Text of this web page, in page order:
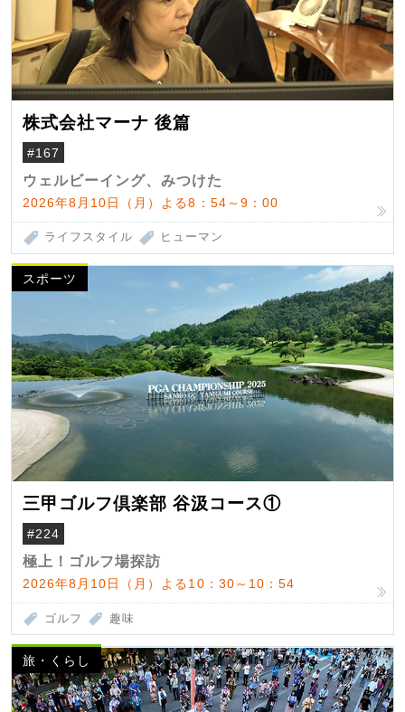
株式会社マーナ 後篇
#167
ウェルビーイング、みつけた
2026年8月10日（月）よる8：54～9：00
ライフスタイル ヒューマン
スポーツ
三甲ゴルフ倶楽部 谷汲コース①
#224
極上！ゴルフ場探訪
2026年8月10日（月）よる10：30～10：54
ゴルフ 趣味
旅・くらし